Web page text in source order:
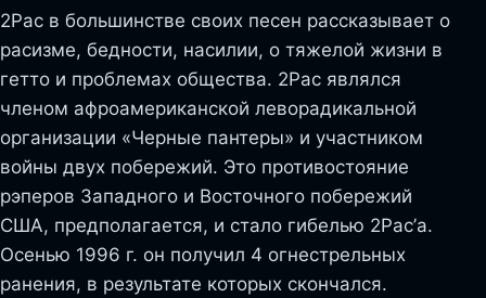
2Pac в большинстве своих песен рассказывает о
расизме, бедности, насилии, о тяжелой жизни в
гетто и проблемах общества. 2Pac являлся
членом афроамериканской леворадикальной
организации «Черные пантеры» и участником
войны двух побережий. Это противостояние
рэперов Западного и Восточного побережий
США, предполагается, и стало гибелью 2Pac’а.
Осенью 1996 г. он получил 4 огнестрельных
ранения, в результате которых скончался.